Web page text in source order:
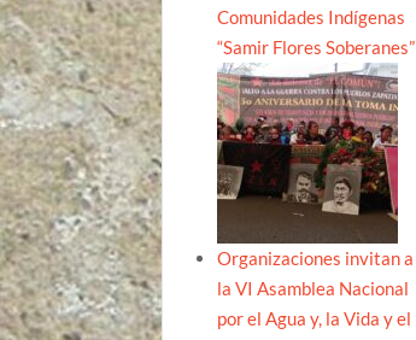
Comunidades Indígenas
“Samir Flores Soberanes”
Organizaciones invitan a
la VI Asamblea Nacional
por el Agua y, la Vida y el